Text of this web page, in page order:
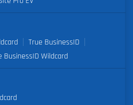
True BusinessID
BusinessID Wildcard